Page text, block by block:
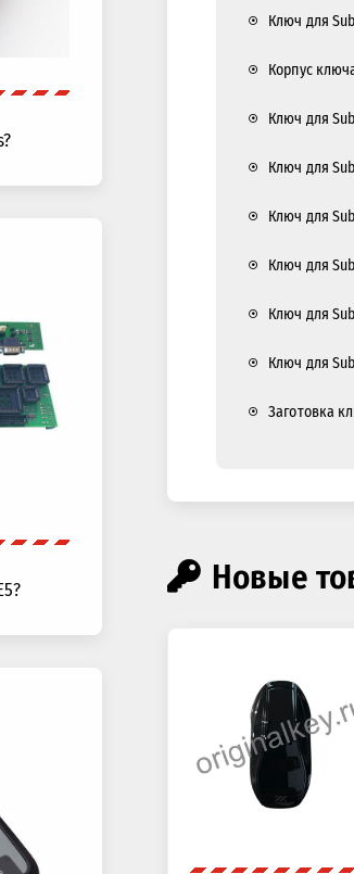
Ключ для
Корпус
Ключ для
Ключ для
Ключ для
Ключ для
Ключ для
Ключ для
Заготовка
Новые